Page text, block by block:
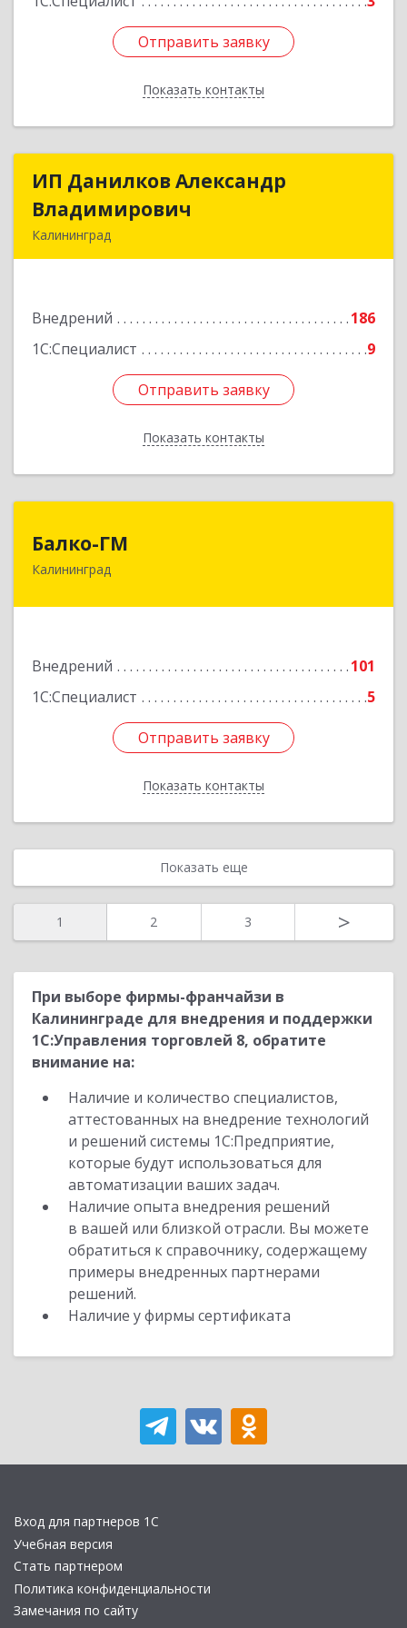
Отправить заявку
Показать контакты
Отправить заявку
Назад
ИП Данилков Александр
Владимирович
Калининград
Внедрений
186
1С:Специалист
9
Отправить заявку
Показать контакты
ИП Данилков Александр
Подробнее
Отправить заявку
Назад
Балко-ГМ
Калининград
Внедрений
101
1С:Специалист
5
Отправить заявку
Показать контакты
236022, Калининградская обл, Калининград г,
Отправить заявку
Назад
Показать еще
1 2 3 >
При выборе фирмы-франчайзи в
Калининграде для внедрения и поддержки
1С:Управления торговлей 8, обратите
внимание на:
Наличие и количество специалистов,
аттестованных на внедрение технологий
и решений системы 1С:Предприятие,
которые будут использоваться для
автоматизации ваших задач.
Наличие опыта внедрения решений
в вашей или близкой отрасли. Вы можете
обратиться к справочнику, содержащему
примеры внедренных партнерами
решений.
Наличие у фирмы сертификата
Вход для партнеров 1С
Учебная версия
Стать партнером
Политика конфиденциальности
Замечания по сайту